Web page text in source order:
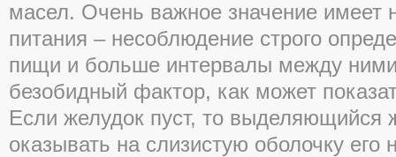
масел. Очень важное значение имеет
питания – несоблюдение строго
пищи и больше интервалы между
безобидный фактор, как может
Если желудок пуст, то выделяющийся
оказывать на слизистую оболочку его